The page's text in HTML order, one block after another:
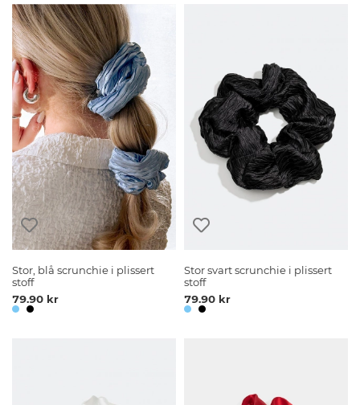
Stor, blå scrunchie i plissert
stoff
79.90 kr
Stor svart scrunchie i plissert
stoff
79.90 kr